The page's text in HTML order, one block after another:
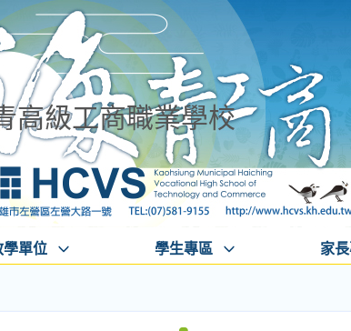
高級工商職業學校
學單位 學生專區 家